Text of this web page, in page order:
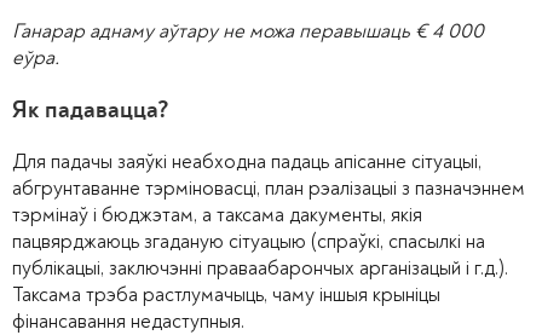
Ганарар аднаму аўтару не можа перавышаць €4 000
еўра.
Як падавацца?
Для падачы заяўкі неабходна падаць апісанне сітуацыі,
абгрунтаванне тэрміновасці, план рэалізацыі з пазначэннем
тэрмінаў і бюджэтам, а таксама дакументы, якія
пацвярджаюць згаданую сітуацыю (спраўкі, спасылкі на
публікацыі, заключэнні праваабарончых арганізацый і г.д.).
Таксама трэба растлумачыць, чаму іншыя крыніцы
фінансавання недаступныя.